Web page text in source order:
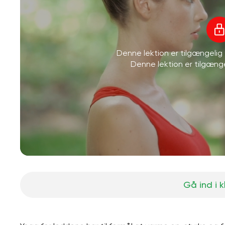
Denne lektion er tilgængelig
Denne lektion er
Gå ind i